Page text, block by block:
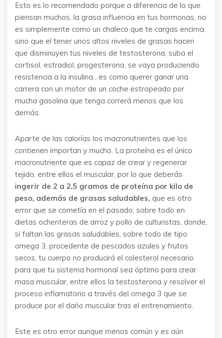
Esto es lo recomendado porque a diferencia de lo que
piensan muchos, la grasa influencia en tus hormonas, no
es simplemente como un chaleco que te cargas encima,
sino que el tener unos altos niveles de grasas hacen
que disminuyen tus niveles de testosterona, suba el
cortisol, estradiol, progesterona, se vaya produciendo
resistencia a la insulina…es como querer ganar una
carrera con un motor de un coche estropeado por
mucha gasolina que tenga correrá menos que los
demás.
Aparte de las calorías los macronutrientes que los
contienen importan y mucho. La proteína es el único
macronutriente que es capaz de crear y regenerar
tejido, entre ellos el muscular, por lo que deberás
ingerir de 2 a 2,5 gramos de proteína por kilo de
peso, además de grasas saludables, que es otro
error que se cometía en el pasado, sobre todo en
dietas ochenteras de arroz y pollo de culturistas, donde,
si faltan las grasas saludables, sobre todo de tipo
omega 3, procedente de pescados azules y frutos
secos, tu cuerpo no producirá el colesterol necesario
para que tu sistema hormonal sea óptimo para crear
masa muscular, entre ellos la testosterona y resolver el
proceso inflamatorio a través del omega 3 que se
produce por el daño muscular tras el entrenamiento.
Este es otro error aunque menos común y es aún